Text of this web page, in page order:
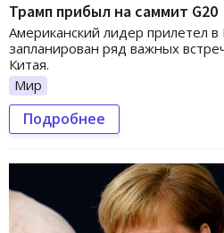
Трамп прибыл на саммит G20
Американский лидер прилетел в
запланирован ряд важных
Китая.
Мир
Подробнее